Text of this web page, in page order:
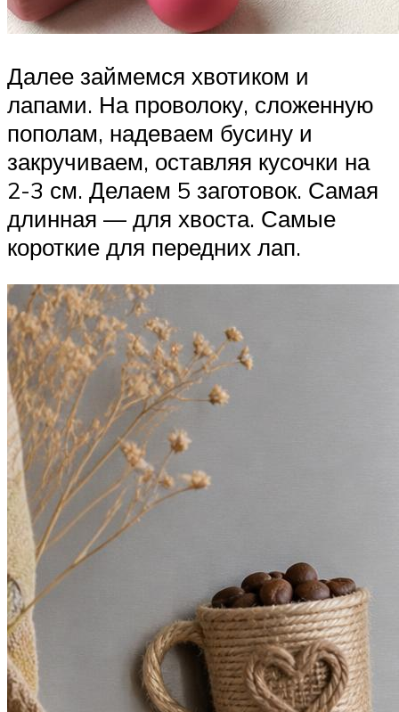
Далее займемся хвотиком и
лапами. На проволоку, сложенную
пополам, надеваем бусину и
закручиваем, оставляя кусочки на
2-3 см. Делаем 5 заготовок. Самая
длинная — для хвоста. Самые
короткие для передних лап.